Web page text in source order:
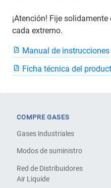
¡Atención! Fije
cada extremo.
Manual de instrucciones
Ficha técnica del
COMPRE GASES
Gases industriales
Modos de suministro
Red de Distribuidores
Air Liquide